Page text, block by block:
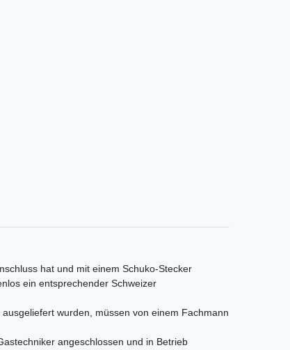
hat und mit einem Schuko-Stecker
ein entsprechender Schweizer
wurden, müssen von einem Fachmann
angeschlossen und in Betrieb